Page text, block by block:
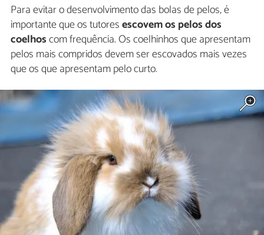
Para evitar o desenvolvimento das bolas de pelos, é
importante que os tutoresescovem os pelos dos
coelhoscom frequência. Os coelhinhos que apresentam
pelos mais compridos devem ser escovados mais vezes
que os que apresentam pelo curto.